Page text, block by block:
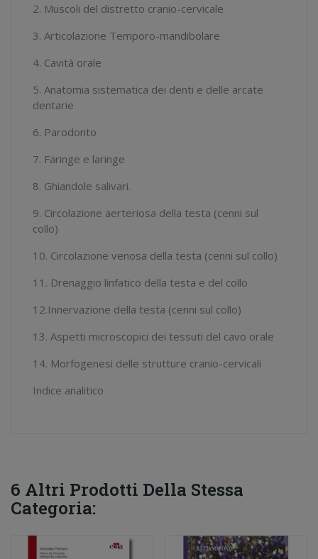
2. Muscoli del distretto cranio-cervicale
3. Articolazione Temporo-mandibolare
4. Cavità orale
5. Anatomia sistematica dei denti e delle arcate
dentarie
6. Parodonto
7. Faringe e laringe
8. Ghiandole salivari.
9. Circolazione aerteriosa della testa (cenni sul
collo)
10. Circolazione venosa della testa (cenni sul collo)
11. Drenaggio linfatico della testa e del collo
12.Innervazione della testa (cenni sul collo)
13. Aspetti microscopici dei tessuti del cavo orale
14. Morfogenesi delle strutture cranio-cervicali
Indice analitico
6 Altri Prodotti Della Stessa
Categoria: